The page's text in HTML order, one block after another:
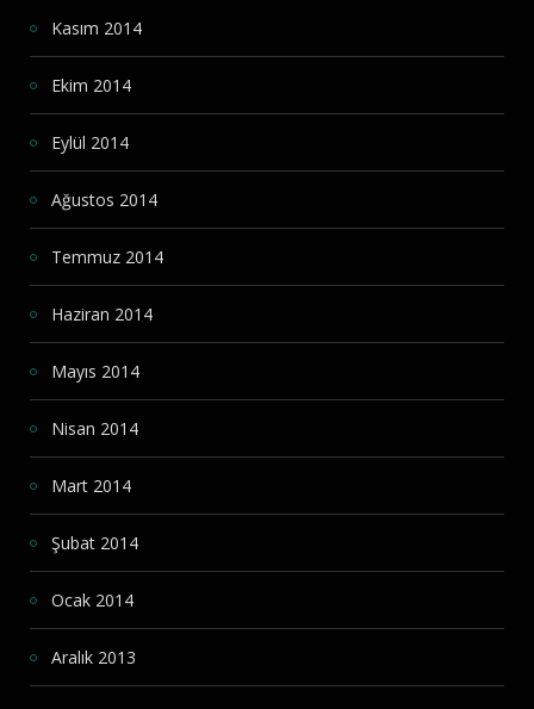
Kasım 2014
Ekim 2014
Eylül 2014
Ağustos 2014
Temmuz 2014
Haziran 2014
Mayıs 2014
Nisan 2014
Mart 2014
Şubat 2014
Ocak 2014
Aralık 2013